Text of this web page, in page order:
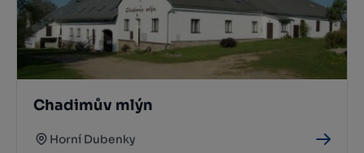
Chadimův mlýn
Horní Dubenky